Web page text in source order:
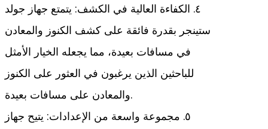
٤. الكفاءة العالية في الكشف: يتمتع جهاز جولد
ستينجر بقدرة فائقة على كشف الكنوز والمعادن
في مسافات بعيدة، مما يجعله الخيار الأمثل
للباحثين الذين يرغبون في العثور على الكنوز
والمعادن على مسافات بعيدة.
٥. مجموعة واسعة من الإعدادات: يتيح جهاز